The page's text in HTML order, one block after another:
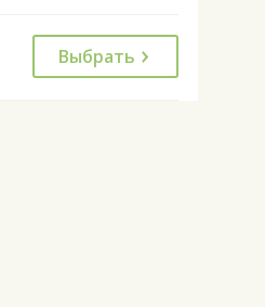
Выбрать